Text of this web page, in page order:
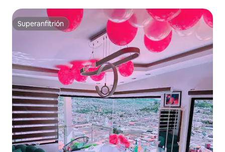
Superanfitrión
Superanfitrión